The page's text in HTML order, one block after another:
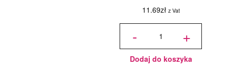
11.69zł z Vat
-
ilość
kwadratowy
Złoty 30x30 +
Dodaj do koszyka